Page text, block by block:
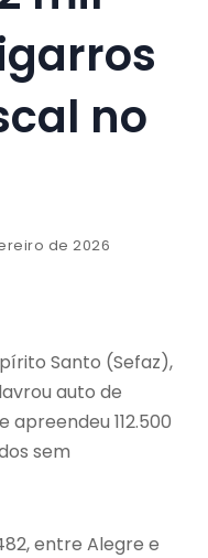
no
de 2026
Santo (Sefaz),
auto de
112.500
sem
entre Alegre e